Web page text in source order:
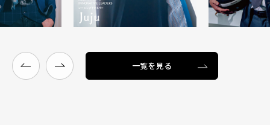
一覧を見る